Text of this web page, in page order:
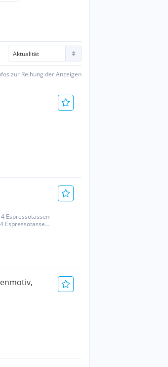
zur Reihung der Anzeigen
Espressotassen
Espressotassen